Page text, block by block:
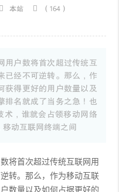
本站
（164）
用户数将首次超过传统互
已经不可逆转。那么，作
获得更好的用户数量以及
排名就成了当务之急！也
术，谁就会占领移动网络
动互联网终端之间
将首次超过传统互联网用
转。那么，作为移动互联
数量以及如何占据更好的